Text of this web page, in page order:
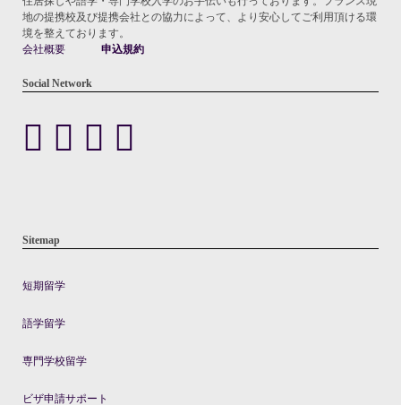
地の提携校及び提携会社との協力によって、より安心してご利用頂ける環
境を整えております。
会社概要
申込規約
Social Network
Sitemap
短期留学
語学留学
専門学校留学
ビザ申請サポート